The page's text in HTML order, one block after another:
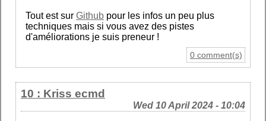
Tout est sur Github pour les infos un peu plus
techniques mais si vous avez des pistes
d'améliorations je suis preneur !
0 comment(s)
10 : Kriss ecmd
Wed 10 April 2024 - 10:04